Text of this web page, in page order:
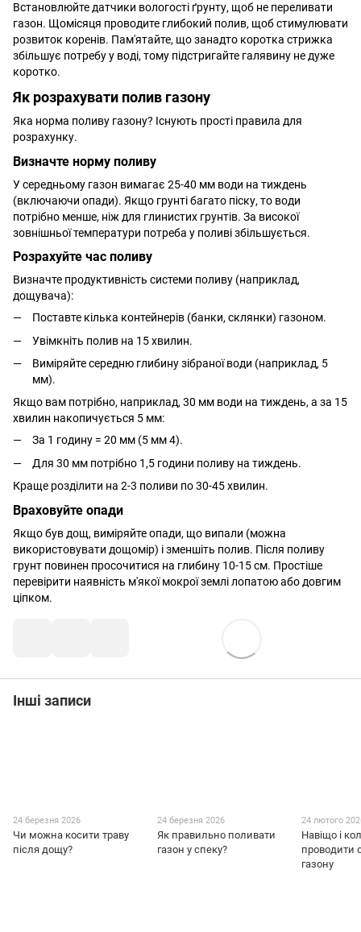
Встановлюйте датчики вологості ґрунту, щоб не переливати
газон. Щомісяця проводите глибокий полив, щоб стимулювати
розвиток коренів. Пам'ятайте, що занадто коротка стрижка
збільшує потребу у воді, тому підстригайте галявину не дуже
коротко.
Як розрахувати полив газону
Яка норма поливу газону? Існують прості правила для
розрахунку.
Визначте норму поливу
У середньому газон вимагає 25-40 мм води на тиждень
(включаючи опади). Якщо грунті багато піску, то води
потрібно менше, ніж для глинистих грунтів. За високої
зовнішньої температури потреба у поливі збільшується.
Розрахуйте час поливу
Визначте продуктивність системи поливу (наприклад,
дощувача):
Поставте кілька контейнерів (банки, склянки) газоном.
Увімкніть полив на 15 хвилин.
Виміряйте середню глибину зібраної води (наприклад, 5
мм).
Якщо вам потрібно, наприклад, 30 мм води на тиждень, а за 15
хвилин накопичується 5 мм:
За 1 годину = 20 мм (5 мм 4).
Для 30 мм потрібно 1,5 години поливу на тиждень.
Краще розділити на 2-3 поливи по 30-45 хвилин.
Враховуйте опади
Якщо був дощ, виміряйте опади, що випали (можна
використовувати дощомір) і зменшіть полив. Після поливу
грунт повинен просочитися на глибину 10-15 см. Простіше
перевірити наявність м'якої мокрої землі лопатою або довгим
ціпком.
Інші записи
24 березня 2026
Чи можна косити траву
після дощу?
24 березня 2026
Як правильно поливати
газон у спеку?
24 лютого
Навіщо і
проводити
газону